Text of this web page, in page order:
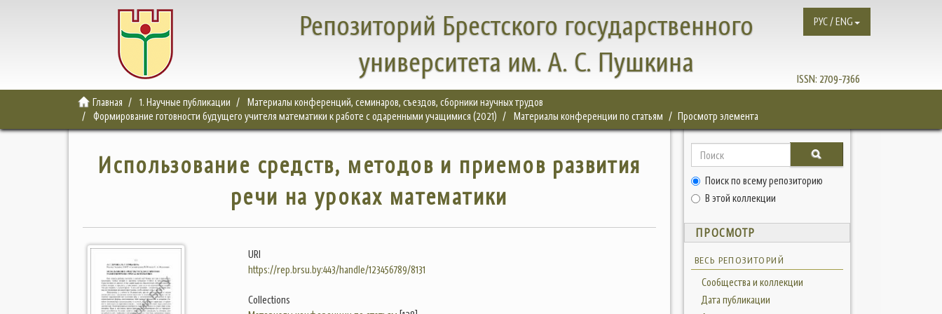
Репозиторий Брестского государственного
университета им. А. С. Пушкина
ISSN: 2709-7366
РУС / ENG
Главная 1. Научные публикации
Материалы конференций, семинаров, съездов, сборники научных трудов
Формирование готовности будущего учителя математики к работе с одаренными учащимися (2021)
Материалы конференции по статьям Просмотр элемента
Использование средств, методов и приемов развития
речи на уроках математики
URI
https://rep.brsu.by:443/handle/123456789/8131
Collections
Поиск по всему репозиторию
В этой коллекции
ПРОСМОТР
ВЕСЬ РЕПОЗИТОРИЙ
Сообщества и коллекции
Дата публикации